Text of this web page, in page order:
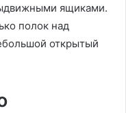
ящиками.
полок над
открытый